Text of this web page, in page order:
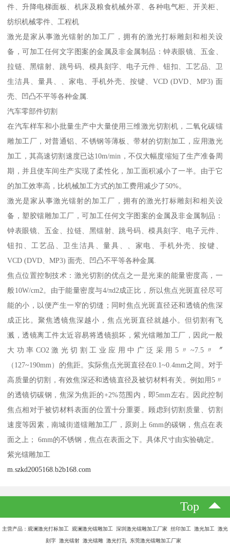
件、升降电梯面板、机床及粮食机械外罩、各种电气柜、开关柜、
纺织机械零件、工程机
激光是家从事激光镭射的加工厂，拥有的激光打标雕刻和相关设
备，可加工任何文字图案的金属及非金属制品：钟表眼镜、五金、
拉链、黑镭射、跳号码、模具刻字、电子元件、钮扣、工艺品、卫
生洁具、量具、、家电、手机外壳、按键、VCD (DVD、MP3) 面
壳、凹凸不平等各种金属.
汽车零部件切割
在汽车样车和小批量生产中大量使用三维激光切割机，二氧化碳镭
雕加工厂，对普通铝、不锈钢等薄板、带材的切割加工，应用激光
加工，其高速切割速度已达10m/min，不仅大幅度缩短了生产准备周
期，并且使车间生产实现了柔性化，加工面积减小了一半。由于它
的加工效率高，比机械加工方式的加工费用减少了50%。
激光是家从事激光镭射的加工厂，拥有的激光打标雕刻和相关设
备，塑胶镭雕加工厂，可加工任何文字图案的金属及非金属制品：
钟表眼镜、五金、拉链、黑镭射、跳号码、模具刻字、电子元件、
钮扣、工艺品、卫生洁具、量具、、家电、手机外壳、按键、
VCD (DVD、MP3) 面壳、凹凸不平等各种金属.
焦点位置控制技术：激光切割的优点之一是光束的能量密度高，一
般10W/cm2。由于能量密度与4/πd2成正比，所以焦点光斑直径尽可
能的小，以便产生一窄的切缝；同时焦点光斑直径还和透镜的焦深
成正比。聚焦透镜焦深越小，焦点光斑直径就越小。但切割有飞
溅，透镜离工件太近容易将透镜损坏，紫光镭雕加工厂，因此一般
大功率CO2激光切割工业应用中广泛采用5〃~7.5〃〞
（127~190mm）的焦距。实际焦点光斑直径在0.1~0.4mm之间。对于
高质量的切割，有效焦深还和透镜直径及被切材料有关。例如用5〃
的透镜切碳钢，焦深为焦距的+2%范围内，即5mm左右。因此控制
焦点相对于被切材料表面的位置十分重要。顾虑到切割质量、切割
速度等因素，南城街道镭雕加工厂，原则上 6mm的碳钢，焦点在表
面之上； 6mm的不锈钢，焦点在表面之下。具体尺寸由实验确定。
紫光镭雕加工
m.szkd2005168.b2b168.com
Top
主营产品：观澜激光打标加工 观澜激光镭雕加工 深圳激光镭雕加工厂家 丝印加工 激光加工 激光
刻字 激光镭射 激光镭雕 激光打孔 东莞激光镭雕加工厂家